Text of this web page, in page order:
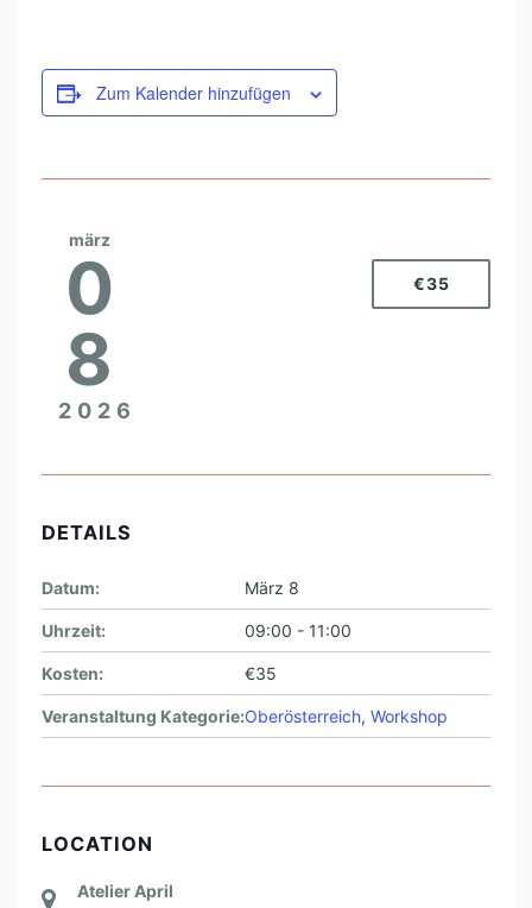
Zum Kalender hinzufügen
märz
0
8
2026
€35
DETAILS
Datum: März 8
Uhrzeit: 09:00 - 11:00
Kosten: €35
Veranstaltung Kategorie:Oberösterreich, Workshop
LOCATION
Atelier April